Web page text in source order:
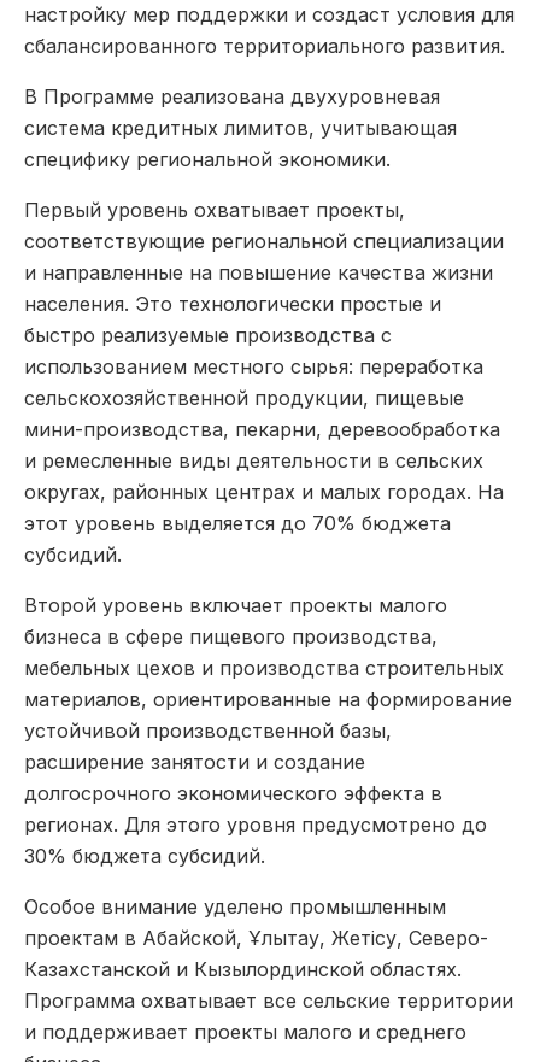
настройку мер поддержки и создаст условия для
сбалансированного территориального развития.
В Программе реализована двухуровневая
система кредитных лимитов, учитывающая
специфику региональной экономики.
Первый уровень охватывает проекты,
соответствующие региональной специализации
и направленные на повышение качества жизни
населения. Это технологически простые и
быстро реализуемые производства с
использованием местного сырья: переработка
сельскохозяйственной продукции, пищевые
мини-производства, пекарни, деревообработка
и ремесленные виды деятельности в сельских
округах, районных центрах и малых городах. На
этот уровень выделяется до 70% бюджета
субсидий.
Второй уровень включает проекты малого
бизнеса в сфере пищевого производства,
мебельных цехов и производства строительных
материалов, ориентированные на формирование
устойчивой производственной базы,
расширение занятости и создание
долгосрочного экономического эффекта в
регионах. Для этого уровня предусмотрено до
30% бюджета субсидий.
Особое внимание уделено промышленным
проектам в Абайской, Ұлытау, Жетісу, Северо-
Казахстанской и Кызылординской областях.
Программа охватывает все сельские территории
и поддерживает проекты малого и среднего